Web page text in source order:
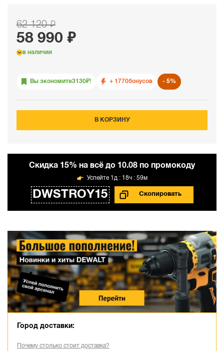
62 120 ₽
58 990 ₽
в наличии
Вы экономите3130₽! + 1770бонусов 5%
В КОРЗИНУ
Cкидка 15% на всё до 10.08 по промокоду
DWSTROY15
1д : 18ч : 59м
Город доставки:
Почему столько стоит доставка?